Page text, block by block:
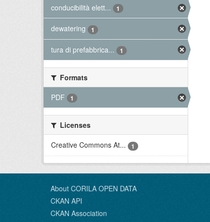
conducibilità elett... 1
dewatering 1
tura di prefabbrica... 1
Formats
PDF
1
Licenses
Creative Commons At...
1
About CORILA OPEN DATA
CKAN API
CKAN Association